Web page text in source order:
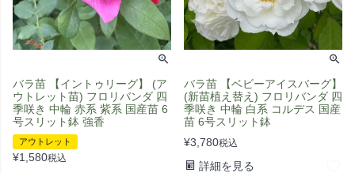
バラ苗 【イントゥリーグ】 (ア
ウトレット苗) フロリバンダ 四
季咲き 中輪 赤系 紫系 国産苗 6
号スリット鉢 強香
アウトレット
¥1,580税込
バラ苗 【ベビーアイスバーグ】
(新苗植え替え) フロリバンダ 四
季咲き 中輪 白系 コルデス 国産
苗 6号スリット鉢
¥3,780税込
詳細を見る